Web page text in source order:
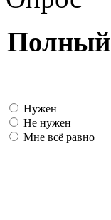
Полный
Нужен
Не нужен
Мне всё равно